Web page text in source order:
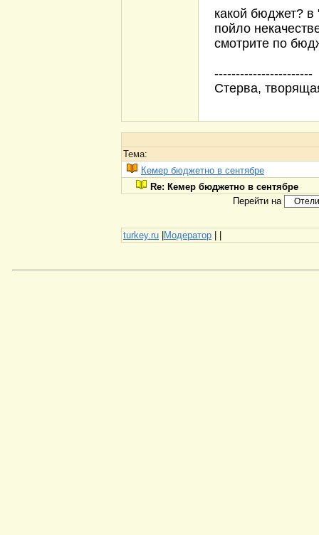
какой бюджет? в
пойло
смотрите по
-----------------------
Стерва,
Тема:
Кемер бюджетно в сентябре
Re: Кемер бюджетно в сентябре
Перейти на
turkey.ru |Модератор | |